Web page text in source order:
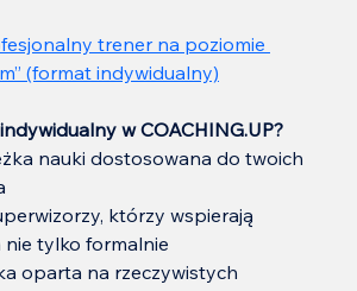
trener na poziomie
(format indywidualny)
w COACHING.UP?
nauki dostosowana do twoich
którzy wspierają
nie tylko formalnie
oparta na rzeczywistych